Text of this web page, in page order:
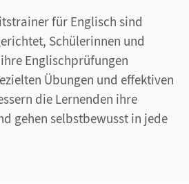
für Englisch sind
Schülerinnen und
Englischprüfungen
Übungen und effektiven
die Lernenden ihre
gehen selbstbewusst in jede